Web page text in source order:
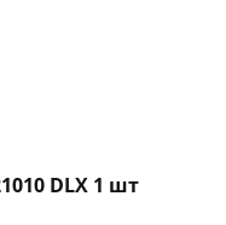
DLX 1 шт